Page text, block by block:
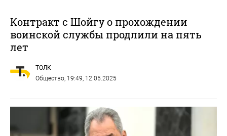
Контракт с Шойгу о прохождении
воинской службы продлили на пять
лет
ТОЛК
Общество, 19:49, 12.05.2025